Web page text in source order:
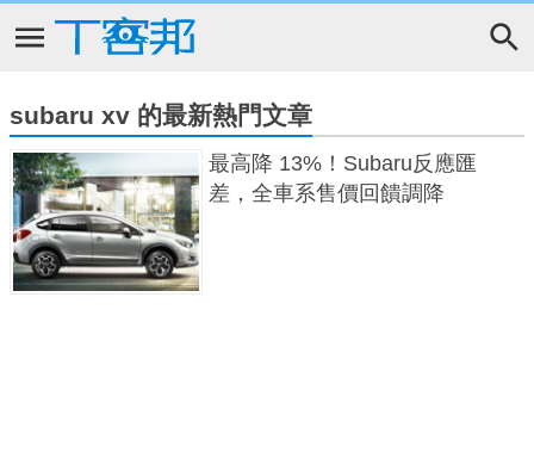
subaru xv 的最新熱門文章
最高降 13%！Subaru反應匯
差，全車系售價回饋調降